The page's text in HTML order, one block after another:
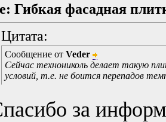
Гибкая фасадная
Цитата:
Сообщение от Veder
Сейчас технониколь делает такую
условий, т.е. не боится перепадов
за